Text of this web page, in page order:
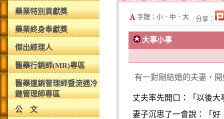
藥業特別貢獻獎
藥業終身奉獻獎
傑出經理人
醫藥行銷師(MR)專區
醫藥運銷管理師暨流通冷
鏈管理師專區
公 文
字體： 小 ． 中 ． 大 分享：
大事小事
有一對剛結婚的夫妻，
丈夫率先開口：「以後
妻子沉思了一會說：「好